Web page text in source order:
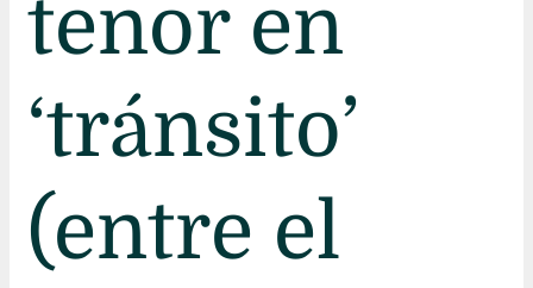
tenor en
‘tránsito’
(entre el